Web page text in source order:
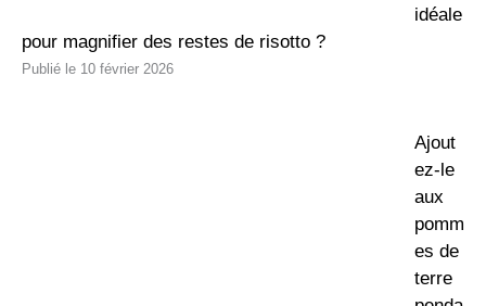
idéale
pour magnifier des restes de risotto ?
10 février 2026
Ajout
ez-le
aux
pomm
es de
terre